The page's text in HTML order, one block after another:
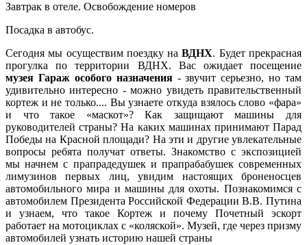
Завтрак в отеле. Освобождение номеров
Посадка в автобус.
Сегодня мы осуществим поездку наВДНХ. Будет прекрасная
прогулка по территории ВДНХ. Вас ожидает посещение
музея Гараж особого назначения - звучит серьезно, но там
удивительно интересно - можно увидеть правительственный
кортеж и не только.... Вы узнаете откуда взялось слово «фара»
и что такое «маскот»? Как защищают машины для
руководителей страны? На каких машинах принимают Парад
Победы на Красной площади? На эти и другие увлекательные
вопросы ребята получат ответы. Знакомство с экспозицией
мы начнем с прапрадедушек и прапрабабушек современных
лимузинов первых лиц, увидим настоящих броненосцев
автомобильного мира и машины для охоты. Познакомимся с
автомобилем Президента Российской Федерации В.В. Путина
и узнаем, что такое Кортеж и почему Почетный эскорт
работает на мотоциклах с «коляской». Музей, где через призму
автомобилей узнать историю нашей страны